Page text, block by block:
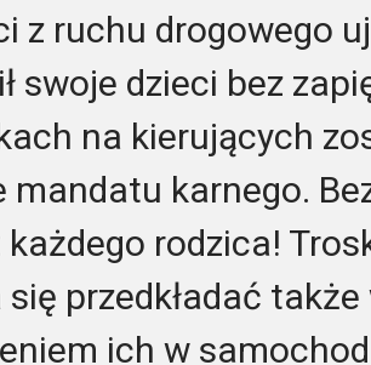
z ruchu drogowego
swoje dzieci bez
na kierujących
mandatu karnego.
rodzica!
przedkładać
ich w